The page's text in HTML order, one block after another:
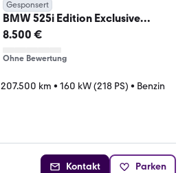
Gesponsert
BMW 525i Edition Exclusive
Edition Exclusive
8.500 €
Ohne Bewertung
207.500 km • 160 kW (218 PS) • Benzin
Kontakt Parken